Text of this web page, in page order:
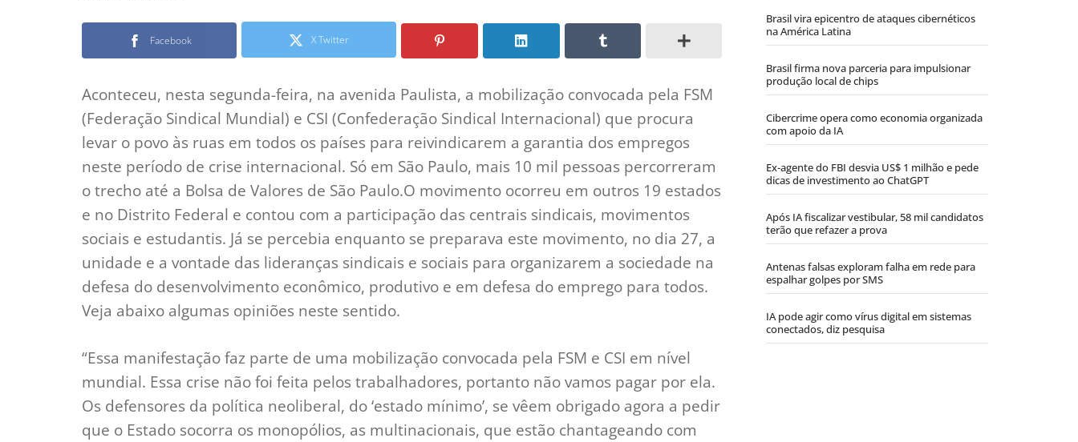
Facebook X Twitter
Aconteceu, nesta segunda-feira, na avenida Paulista, a mobilização convocada pela FSM
(Federação Sindical Mundial) e CSI (Confederação Sindical Internacional) que procura
levar o povo às ruas em todos os países para reivindicarem a garantia dos empregos
neste período de crise internacional. Só em São Paulo, mais 10 mil pessoas percorreram
o trecho até a Bolsa de Valores de São Paulo.O movimento ocorreu em outros 19 estados
e no Distrito Federal e contou com a participação das centrais sindicais, movimentos
sociais e estudantis. Já se percebia enquanto se preparava este movimento, no dia 27, a
unidade e a vontade das lideranças sindicais e sociais para organizarem a sociedade na
defesa do desenvolvimento econômico, produtivo e em defesa do emprego para todos.
Veja abaixo algumas opiniões neste sentido.
“Essa manifestação faz parte de uma mobilização convocada pela FSM e CSI em nível
mundial. Essa crise não foi feita pelos trabalhadores, portanto não vamos pagar por ela.
Os defensores da política neoliberal, do ‘estado mínimo’, se vêem obrigado agora a pedir
que o Estado socorra os monopólios, as multinacionais, que estão chantageando com
Brasil vira epicentro de ataques cibernéticos
na América Latina
Brasil firma nova parceria para impulsionar
produção local de chips
Cibercrime opera como economia organizada
com apoio da IA
Ex-agente do FBI desvia US$ 1 milhão e pede
dicas de investimento ao ChatGPT
Após IA fiscalizar vestibular, 58 mil candidatos
terão que refazer a prova
Antenas falsas exploram falha em rede para
espalhar golpes por SMS
IA pode agir como vírus digital em sistemas
conectados, diz pesquisa